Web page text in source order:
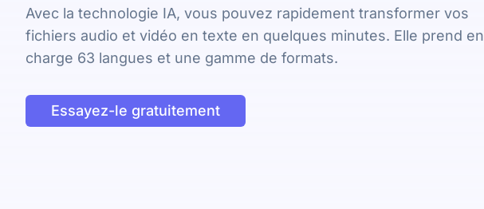
Avec la technologie IA, vous pouvez rapidement transformer vos
fichiers audio et vidéo en texte en quelques minutes. Elle prend en
charge 63 langues et une gamme de formats.
Essayez-le gratuitement